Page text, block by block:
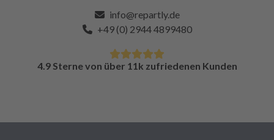
info@repartly.de
+49 (0) 2944 4899480
4.9 Sterne von über 11k zufriedenen Kunden